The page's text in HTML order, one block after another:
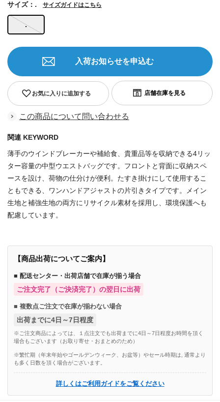
.
サイズ：. サイズガイドはこちら
お気に入りに追加する
入荷お知らせを申込む
この商品について問い合わせる
関連 KEYWORD
薄手のウインドブレーカーや補給食、貴重品等を収納できる4リッ
ター容量の中型ウエストバッグです。フロントと背面に収納スペ
ースを設け、荷物の仕分けが便利。たすき掛けにして使用するこ
ともできる、ワンハンドアジャストの片引きタイプです。メイン
生地と補強生地の両方にリサイクル素材を採用し、環境保護へも
配慮しています。
【商品出荷についてご案内】
■ 配送センター・出荷店舗で在庫が揃う場合
ご注文完了（ご決済完了）の翌日に出荷
■ 複数点ご注文で在庫が揃わない場合
出荷までに4日～7日程度
※ご注文商品によっては、１点注文でも出荷までに4日～7日程度お時間を頂く
場合もございます（お取り寄せ・おまとめのため）
※繁忙期（年末年始やゴールデンウィーク、お盆等）やセール時期は, 通常より
も多く日数を頂く場合がございます。
詳しくはご利用ガイドをご覧ください